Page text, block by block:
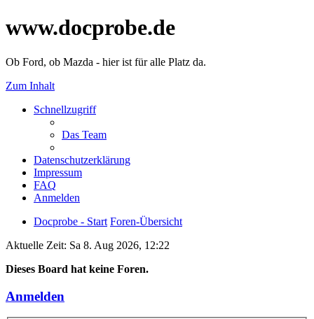
www.docprobe.de
Ob Ford, ob Mazda - hier ist für alle Platz da.
Zum Inhalt
Schnellzugriff
Das Team
Datenschutzerklärung
Impressum
FAQ
Anmelden
Docprobe - Start Foren-Übersicht
Aktuelle Zeit: Sa 8. Aug 2026, 12:22
Dieses Board hat keine Foren.
Anmelden